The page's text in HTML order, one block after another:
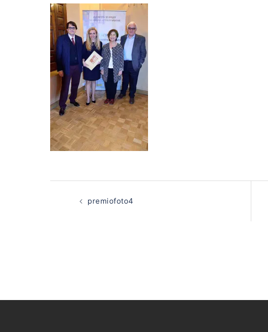
Navegación
entradas
premiofoto4